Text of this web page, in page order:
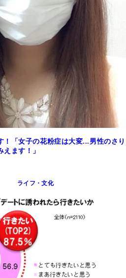
！「女子の花粉症は大変...男性のさり
ます！」
ライフ・文化